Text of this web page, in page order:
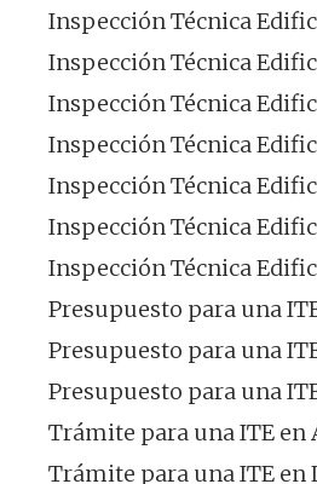
Inspección Técnica
Inspección Técnica
Inspección Técnica
Inspección Técnica
Inspección Técnica
Inspección Técnica
Inspección Técnica
Presupuesto para una
Presupuesto para una
Presupuesto para una
Trámite para una ITE en
Trámite para una ITE en